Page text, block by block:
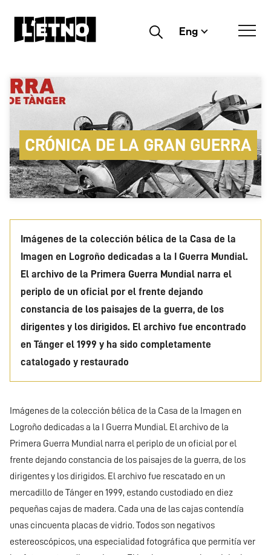
Buscar Eng
CRÓNICA DE LA GRAN GUERRA
Imágenes de la colección bélica de la Casa de la
Imagen en Logroño dedicadas a la I Guerra Mundial.
El archivo de la Primera Guerra Mundial narra el
periplo de un oficial por el frente dejando
constancia de los paisajes de la guerra, de los
dirigentes y los dirigidos. El archivo fue encontrado
en Tánger el 1999 y ha sido completamente
catalogado y restaurado
Imágenes de la colección bélica de la Casa de la Imagen en
Logroño dedicadas a la I Guerra Mundial. El archivo de la
Primera Guerra Mundial narra el periplo de un oficial por el
frente dejando constancia de los paisajes de la guerra, de los
dirigentes y los dirigidos. El archivo fue rescatado en un
mercadillo de Tánger en 1999, estando custodiado en diez
pequeñas cajas de madera. Cada una de las cajas contendía
unas cincuenta placas de vidrio. Todos son negativos
estereoscópicos, una especialidad fotográfica que permitía ver